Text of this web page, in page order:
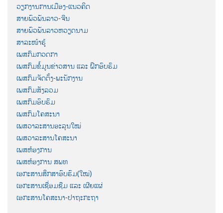
ວຽກງານການເມືອງ-ແນວຄິດ
ສາຍພົວພັນລາວ-ຈີນ
ສາຍພົວພັນລາວຫວຽດນາມ
ສາລະໜ້າຮູ້
ເພສກົມກວດກາ
ເພສກົມຂໍ້ມູນຂ່າວສານ ແລະ ຝຶກອົບຮົມ
ເພສກົມຈັດຕັ້ງ-ພະນັກງານ
ເພສກົມສັງລວມ
ເພສກົມອົບຮົມ
ເພສກົມໂຄສະນາ
ເພສວາລະສານອະລຸນໃໝ່
ເພສວາລະສານໂຄສະນາ
ເພສຫ້ອງການ
ເພສຫ້ອງການ ສພທ
ເອກະສານສຶກສາອົບຮົມ(ໃໝ່)
ເອກະສານເຊື່ອມຊືມ ແລະ ເຜີຍແຜ່
ເອກະສານໂຄສະນາ-ປາຖະກະຖາ